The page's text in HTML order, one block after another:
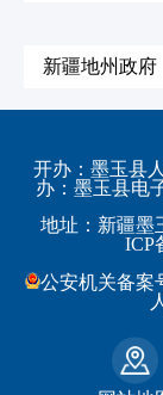
国防部
教育部
工业和信
监察部
民政部
司法部
财政部
新疆地州政府
伊犁哈萨克
阿勒泰
博尔塔拉蒙
吐鲁番
巴音郭楞蒙古
克拉玛依
开办：墨玉县
办：墨玉县电
地址：新疆墨
ICP
公安机关备案